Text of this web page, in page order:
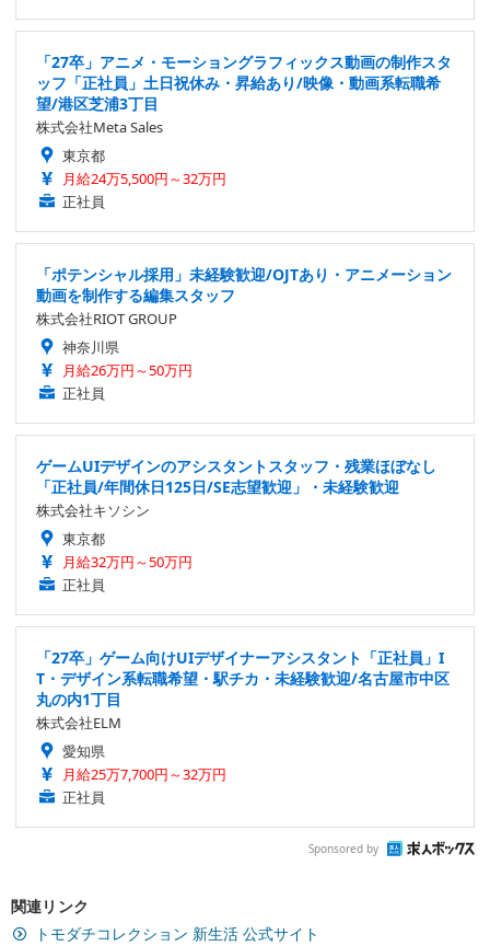
「27卒」アニメ・モーショングラフィックス動画の制作スタ
ッフ「正社員」土日祝休み・昇給あり/映像・動画系転職希
望/港区芝浦3丁目
株式会社Meta Sales
東京都
月給24万5,500円～32万円
正社員
「ポテンシャル採用」未経験歓迎/OJTあり・アニメーション
動画を制作する編集スタッフ
株式会社RIOT GROUP
神奈川県
月給26万円～50万円
正社員
ゲームUIデザインのアシスタントスタッフ・残業ほぼなし
「正社員/年間休日125日/SE志望歓迎」・未経験歓迎
株式会社キソシン
東京都
月給32万円～50万円
正社員
「27卒」ゲーム向けUIデザイナーアシスタント「正社員」I
T・デザイン系転職希望・駅チカ・未経験歓迎/名古屋市中区
丸の内1丁目
株式会社ELM
愛知県
月給25万7,700円～32万円
正社員
Sponsored by
関連リンク
トモダチコレクション 新生活 公式サイト